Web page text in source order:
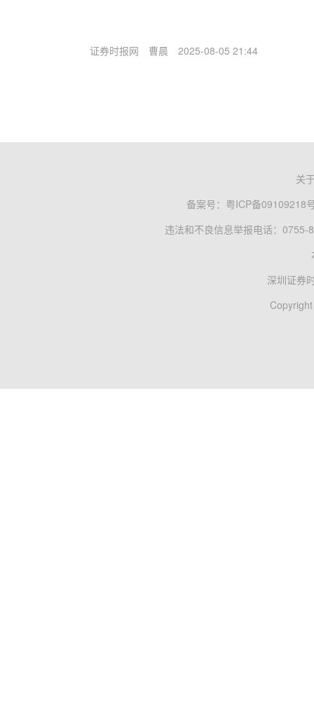
证券时报网 曹晨 2025-08-05 21:44
关
备案号： 粤ICP备09109218
违法和不良信息举报电话：0755-
深圳证券